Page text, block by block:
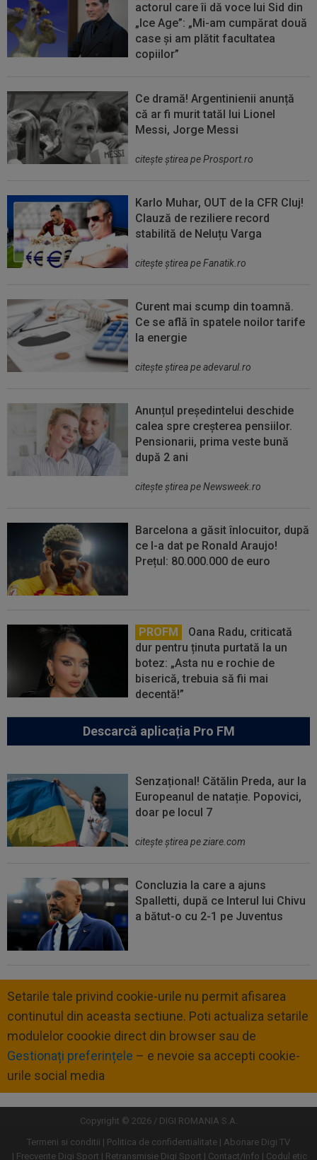
actorul care îi dă voce lui Sid din
„Ice Age”: „Mi-am cumpărat două
case și am plătit facultatea
copiilor”
Ce dramă! Argentinienii anunță
că ar fi murit tatăl lui Lionel
Messi, Jorge Messi
citeşte ştirea pe Prosport.ro
Karlo Muhar, OUT de la CFR Cluj!
Clauză de reziliere record
stabilită de Neluțu Varga
citeşte ştirea pe Fanatik.ro
Curent mai scump din toamnă.
Ce se află în spatele noilor tarife
la energie
citeşte ştirea pe adevarul.ro
Anunțul președintelui deschide
calea spre creșterea pensiilor.
Pensionarii, prima veste bună
după 2 ani
citeşte ştirea pe Newsweek.ro
Barcelona a găsit înlocuitor, după
ce l-a dat pe Ronald Araujo!
Prețul: 80.000.000 de euro
PROFM
Oana Radu, criticată
dur pentru ținuta purtată la un
botez: „Asta nu e rochie de
biserică, trebuia să fii mai
decentă!”
Descarcă aplicația Pro FM
Senzațional! Cătălin Preda, aur la
Europeanul de natație. Popovici,
doar pe locul 7
citeşte ştirea pe ziare.com
Concluzia la care a ajuns
Spalletti, după ce Interul lui Chivu
a bătut-o cu 2-1 pe Juventus
Setarile tale privind cookie-urile nu permit afisarea
continutul din aceasta sectiune. Poti actualiza setarile
modulelor coookie direct din browser sau de
Gestionați preferințele – e nevoie sa accepti cookie-
urile social media
Copyright © 2026 / DIGI ROMANIA S.A.
Termeni si conditii
Politica de confidentialitate
Abonare Digi TV
Frecvente Digi Sport
Retransmisie Digi Sport Contact/Info Codul etic